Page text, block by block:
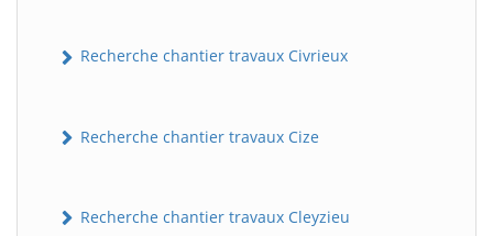
Recherche chantier travaux Civrieux
Recherche chantier travaux Cize
Recherche chantier travaux Cleyzieu